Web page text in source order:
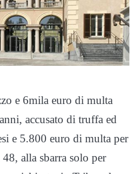
e 6mila euro di multa
accusato di truffa ed
e 5.800 euro di multa per
alla sbarra solo per